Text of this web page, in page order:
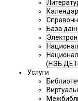
База
Услуги